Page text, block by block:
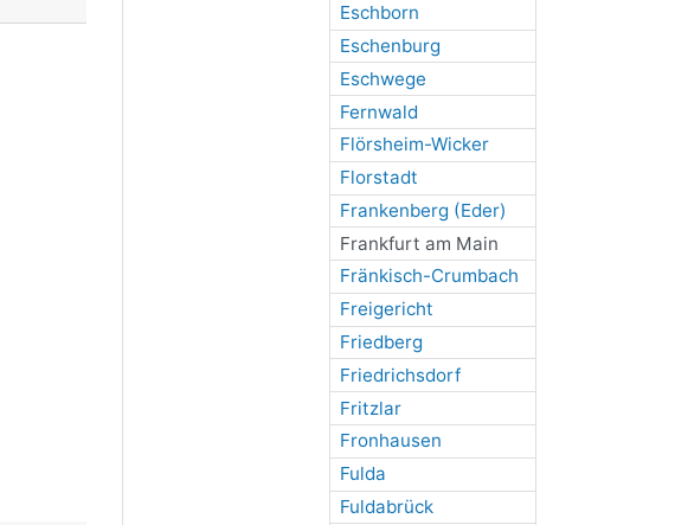
Eschborn
Eschenburg
Eschwege
Fernwald
Flörsheim-Wicker
Florstadt
Frankenberg (Eder)
Frankfurt am Main
Fränkisch-Crumbach
Freigericht
Friedberg
Friedrichsdorf
Fritzlar
Fronhausen
Fulda
Fuldabrück